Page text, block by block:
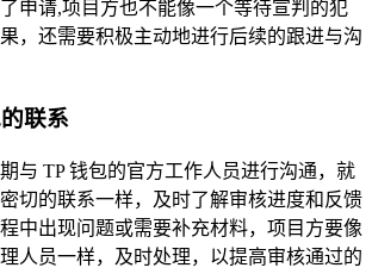
申请,项目方也不能像一个等待宣判的犯
，还需要积极主动地进行后续的跟进与沟
联系
与 TP 钱包的官方工作人员进行沟通，就
切的联系一样，及时了解审核进度和反馈
中出现问题或需要补充材料，项目方要像
人员一样，及时处理，以提高审核通过的